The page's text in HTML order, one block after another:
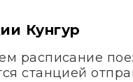
Кунгур
расписание
станцией